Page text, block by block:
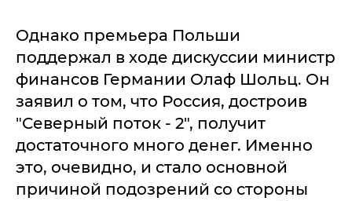
Однако премьера Польши
поддержал в ходе дискуссии министр
финансов Германии Олаф Шольц. Он
заявил о том, что Россия, достроив
"Северный поток - 2", получит
достаточного много денег. Именно
это, очевидно, и стало основной
причиной подозрений со стороны